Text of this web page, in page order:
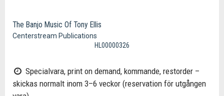
The Banjo Music Of Tony Ellis
Centerstream Publications
HL00000326
Specialvara, print on demand, kommande, restorder –
skickas normalt inom 3–6 veckor (reservation för utgången